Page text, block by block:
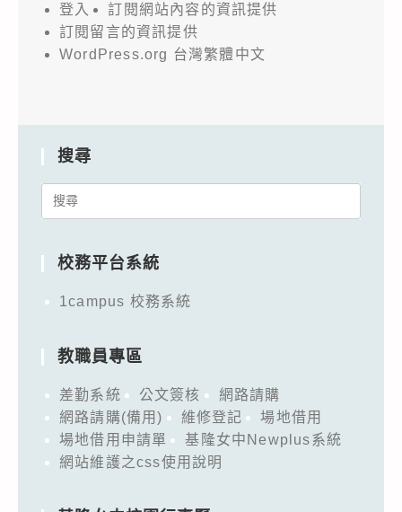
登入
訂閱網站內容的資訊提供
訂閱留言的資訊提供
WordPress.org 台灣繁體中文
搜尋
Search
校務平台系統
1campus 校務系統
教職員專區
差勤系統 公文簽核
網路請購
網路請購(備用)
維修登記
場地借用
場地借用申請單
基隆女中Newplus系統
網站維護之css使用說明